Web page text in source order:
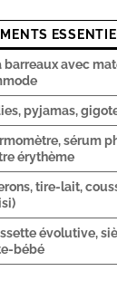
barreaux avec
pyjamas,
sérum
érythème
tire-lait,
évolutive,
bébé